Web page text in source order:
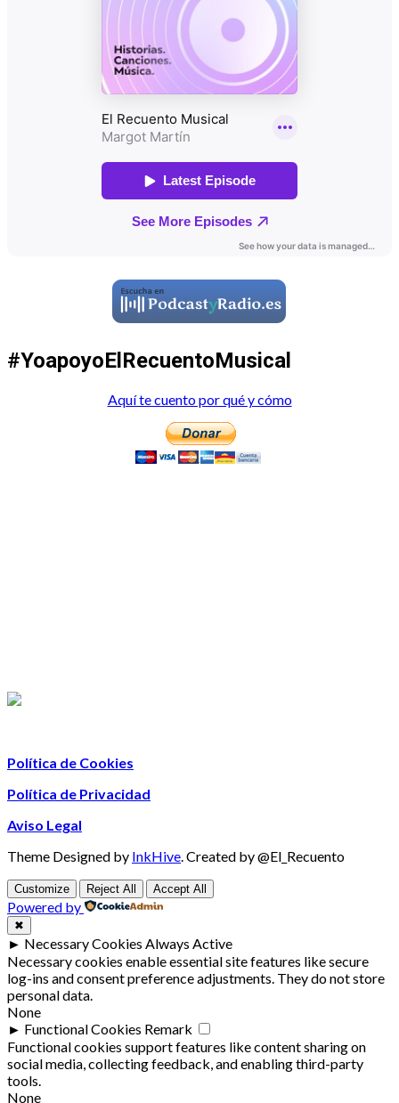
#YoapoyoElRecuentoMusical
Aquí te cuento por qué y cómo
Política de Cookies
Política de Privacidad
Aviso Legal
Theme Designed by InkHive Created by @El_Recuento
Customize Reject All Accept All
Powered by
✖
► Necessary Cookies Always Active
Necessary cookies enable essential site features like secure
log-ins and consent preference adjustments. They do not store
personal data.
None
► Functional Cookies Remark
Functional cookies support features like content sharing on
social media, collecting feedback, and enabling third-party
tools.
None